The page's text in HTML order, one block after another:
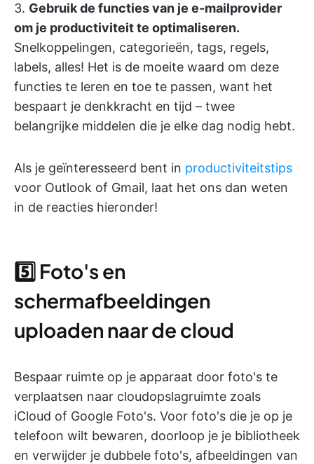
3. Gebruik de functies van je e-mailprovider
om je productiviteit te optimaliseren.
Snelkoppelingen, categorieën, tags, regels,
labels, alles! Het is de moeite waard om deze
functies te leren en toe te passen, want het
bespaart je denkkracht en tijd – twee
belangrijke middelen die je elke dag nodig hebt.
Als je geïnteresseerd bent in productiviteitstips
voor Outlook of Gmail, laat het ons dan weten
in de reacties hieronder!
5️⃣ Foto's en
schermafbeeldingen
uploaden naar de cloud
Bespaar ruimte op je apparaat door foto's te
verplaatsen naar cloudopslagruimte zoals
iCloud of Google Foto's. Voor foto's die je op je
telefoon wilt bewaren, doorloop je je bibliotheek
en verwijder je dubbele foto's, afbeeldingen van